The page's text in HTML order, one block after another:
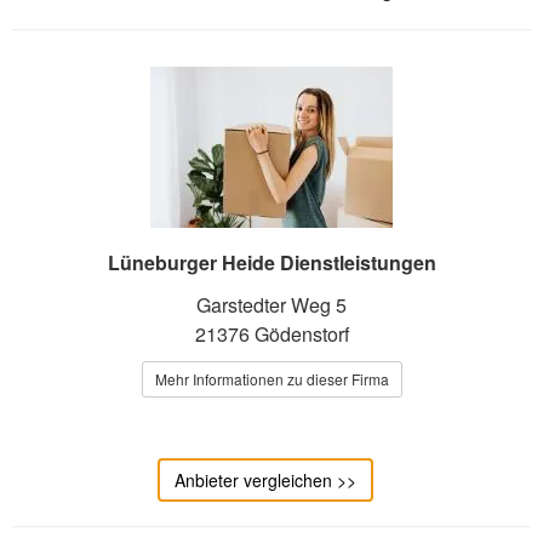
Lüneburger Heide Dienstleistungen
Garstedter Weg 5
21376 Gödenstorf
Mehr Informationen zu dieser Firma
Anbieter vergleichen >>